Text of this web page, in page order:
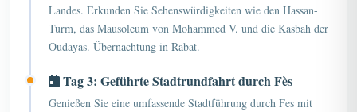
Landes. Erkunden Sie Sehenswürdigkeiten wie den Hassan-
Turm, das Mausoleum von Mohammed V. und die Kasbah der
Oudayas. Übernachtung in Rabat.
Tag 3: Geführte Stadtrundfahrt durch Fès
Genießen Sie eine umfassende Stadtführung durch Fes mit